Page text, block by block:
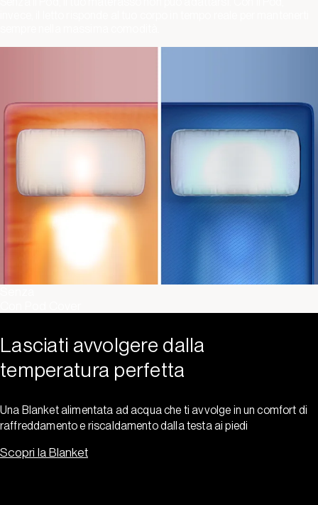
Lasciati avvolgere dalla
temperatura perfetta
Una Blanket alimentata ad acqua che ti avvolge in un comfort di
raffreddamento e riscaldamento dalla testa ai piedi
Scopri la Blanket